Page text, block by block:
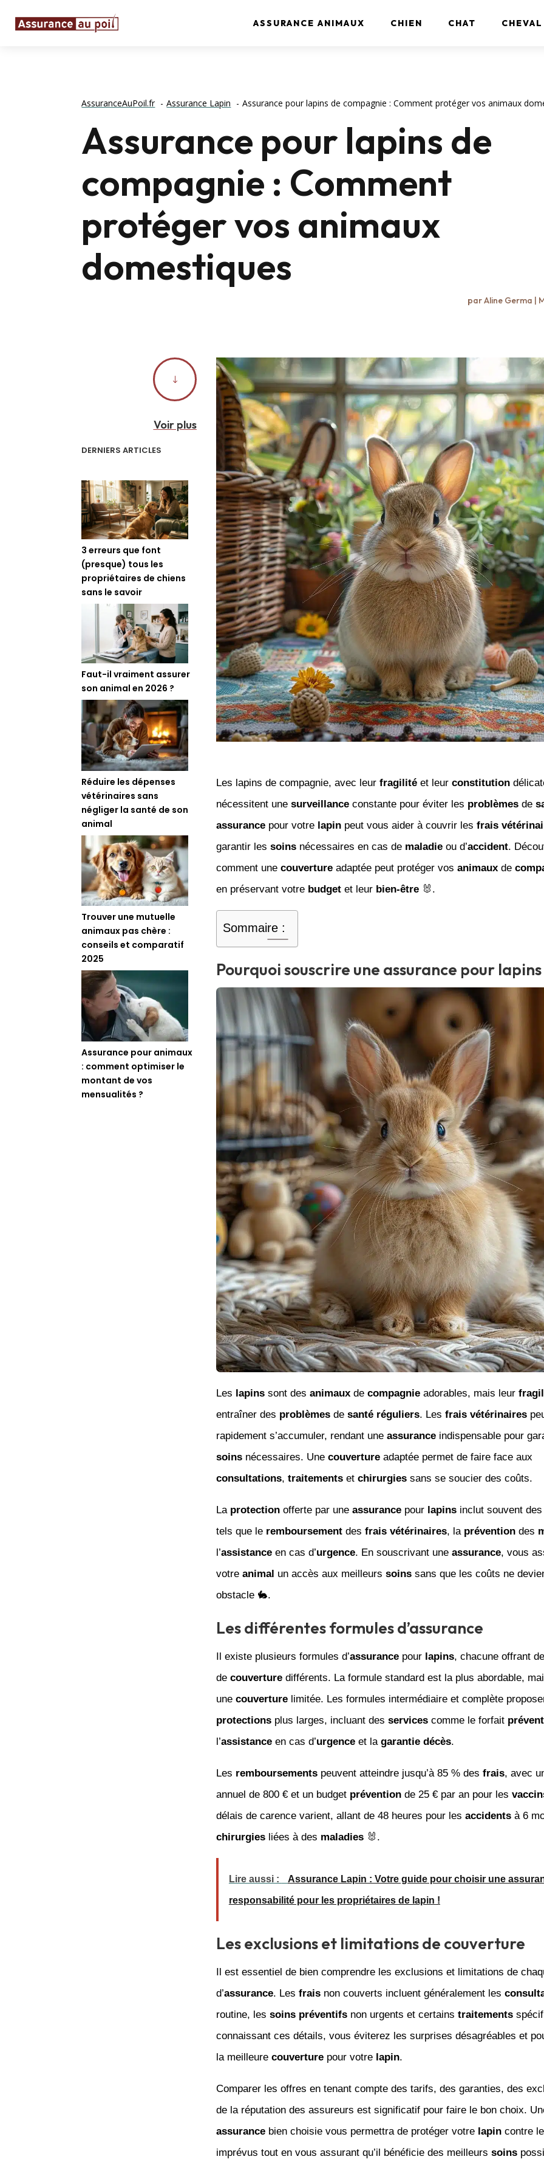
ASSURANCE ANIMAUX CHIEN CHAT CHEVAL
AssuranceAuPoil.fr Assurance Lapin Assurance pour lapins de compagnie : Comment protéger vos animaux
Assurance pour lapins de
compagnie : Comment
protéger vos animaux
domestiques
parAline Germa |
"
Voir plus
DERNIERS ARTICLES
3 erreurs que font
(presque) tous les
propriétaires de chiens
sans le savoir
Faut-il vraiment assurer
son animal en 2026 ?
Réduire les dépenses
vétérinaires sans
négliger la santé de son
animal
Trouver une mutuelle
animaux pas chère :
conseils et comparatif
2025
Assurance pour animaux
: comment optimiser le
montant de vos
mensualités ?
Les lapins de compagnie, avec leur fragilitéet leur constitution
nécessitent une surveillanceconstante pour éviter les problèmesde
assurancepour votre lapinpeut vous aider à couvrir les frais
garantir les soinsnécessaires en cas de maladieou d’accident.
comment une couvertureadaptée peut protéger vos animauxde
en préservant votre budgetet leur bien-être🐰.
Sommaire :
Pourquoi souscrire une assurance pour lapins
Les lapinssont des animauxde compagnieadorables, mais leur
entraîner des problèmesde santé réguliers. Les frais vétérinaires
rapidement s’accumuler, rendant une assuranceindispensable pour
soinsnécessaires. Une couvertureadaptée permet de faire face aux
consultations, traitementset chirurgiessans se soucier des coûts.
La protectionofferte par une assurancepour lapinsinclut souvent
tels que le remboursementdes frais vétérinaires, la préventiondes
l’assistanceen cas d’urgence. En souscrivant une assurance, vous
votre animal un accès aux meilleurs soinssans que les coûts ne
obstacle 🐇.
Les différentes formules d’assurance
Il existe plusieurs formules d’assurancepour lapins, chacune offrant
de couverturedifférents. La formule standard est la plus abordable,
une couverturelimitée. Les formules intermédiaire et complète
protectionsplus larges, incluant des servicescomme le forfait
l’assistanceen cas d’urgenceet la garantie décès.
Les remboursementspeuvent atteindre jusqu’à 85 % des frais, avec
annuel de 800 € et un budget préventionde 25 € par an pour les
délais de carence varient, allant de 48 heures pour les accidentsà 6
chirurgiesliées à des maladies🐰.
Lire aussi : Assurance Lapin : Votre guide pour choisir une
responsabilité pour les propriétaires de lapin !
Les exclusions et limitations de couverture
Il est essentiel de bien comprendre les exclusions et limitations de
d’assurance. Les fraisnon couverts incluent généralement les
routine, les soins préventifsnon urgents et certains traitements
connaissant ces détails, vous éviterez les surprises désagréables et
la meilleure couverturepour votre lapin.
Comparer les offres en tenant compte des tarifs, des garanties, des
de la réputation des assureurs est significatif pour faire le bon choix.
assurancebien choisie vous permettra de protéger votre lapincontre
imprévus tout en vous assurant qu’il bénéficie des meilleurs soins